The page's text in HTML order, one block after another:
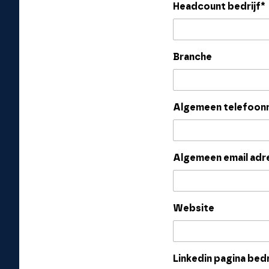
Headcount bedrijf*
Branche
Algemeen
Algemeen email
Website
Linkedin pagina